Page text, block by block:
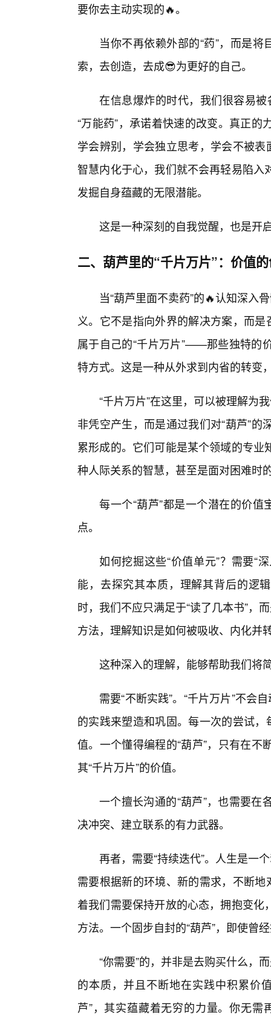
要你去主动实现的🔥。
当你不再依赖外部的“药”，而是
索，去创造，去成😎为更好的自己。
在信息爆炸的时代，我们很容易被
“万能药”，承诺着快速的改变。真正
学会辨别，学会独立思考，学会不被
智慧内化于心，我们就不会再轻易陷
发掘自身蕴藏的无限潜能。
这是一种深刻的自我觉醒，也是开
二、葫芦里的“千片万片”：价值
当“葫芦里面不卖药”的🔥认知深入
义。它不是指向外界的解决方案，而
属于自己的“千片万片”——那些独特的
特方式。这是一种从外求到内省的转变
“千片万片”在这里，可以被理解为
非凭空产生，而是通过我们对“葫芦”
累形成的。它们可能是某个领域的专
种人际关系的智慧，甚至是面对困难时
每一个“葫芦”都是一个潜在的价
点。
如何挖掘这些“价值单元”？需要“
能，去探究其本质，理解其背后的逻
时，我们不应只满足于“读了几本书”，
方法，理解知识是如何被吸收、内化并
这种深入的理解，能够帮助我们将
需要“不断实践”。“千片万片”不会
的实践来塑造和巩固。每一次的尝试
值。一个懂得编程的“葫芦”，只有在
其“千片万片”的价值。
一个擅长沟通的“葫芦”，也需要
决冲突、建立联系的有力武器。
再者，需要“持续迭代”。人生是一
需要根据新的环境、新的需求，不断
着我们需要保持开放的心态，拥抱变
方法。一个固步自封的“葫芦”，即使曾
“你需要”的，并非是去购买什么，
的本质，并且不断地在实践中积累价
芦”，其实蕴藏着无穷的力量。你无需